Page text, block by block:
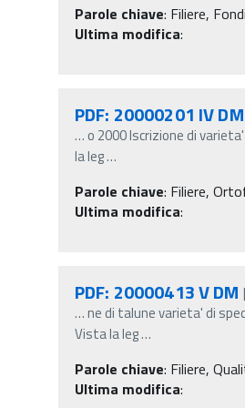
Parole chiave: Filiere,
Ultima modifica:
PDF: 20000201 IV DM
… o 2000 Iscrizione di
la leg…
Parole chiave: Filiere,
Ultima modifica:
PDF: 20000413 V DM
…ne di talune varieta' di
Vista la leg…
Parole chiave: Filiere,
Ultima modifica: